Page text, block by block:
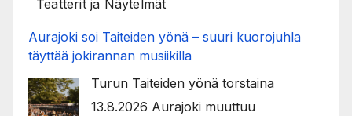
Teatterit ja Näytelmät
Aurajoki soi Taiteiden yönä – suuri kuorojuhla
täyttää jokirannan musiikilla
Turun Taiteiden yönä torstaina
13.8.2026 Aurajoki muuttuu